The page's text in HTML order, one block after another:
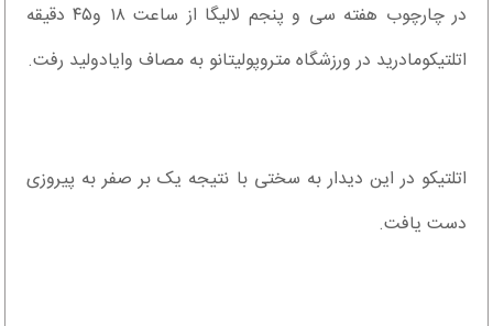
در چارچوب هفته سی و پنجم لالیگا از ساعت ۱۸ و۴۵ دقیقه
اتلتیکومادرید در ورزشگاه متروپولیتانو به مصاف وایادولید رفت.
اتلتیکو در این دیدار به سختی با نتیجه یک بر صفر به پیروزی
دست یافت.